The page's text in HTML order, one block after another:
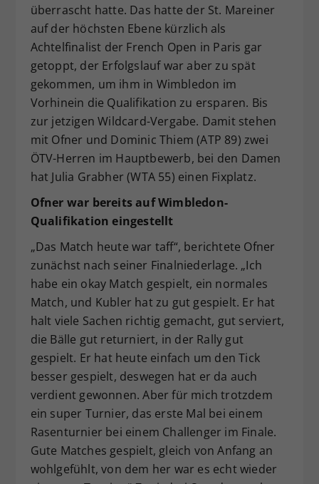
überrascht hatte. Das hatte der St. Mareiner
auf der höchsten Ebene kürzlich als
Achtelfinalist der French Open in Paris gar
getoppt, der Erfolgslauf war aber zu spät
gekommen, um ihm in Wimbledon im
Vorhinein die Qualifikation zu ersparen. Bis
zur jetzigen Wildcard-Vergabe. Damit stehen
mit Ofner und Dominic Thiem (ATP 89) zwei
ÖTV-Herren im Hauptbewerb, bei den Damen
hat Julia Grabher (WTA 55) einen Fixplatz.
Ofner war bereits auf Wimbledon-
Qualifikation eingestellt
„Das Match heute war taff“, berichtete Ofner
zunächst nach seiner Finalniederlage. „Ich
habe ein okay Match gespielt, ein normales
Match, und Kubler hat zu gut gespielt. Er hat
halt viele Sachen richtig gemacht, gut serviert,
die Bälle gut returniert, in der Rally gut
gespielt. Er hat heute einfach um den Tick
besser gespielt, deswegen hat er da auch
verdient gewonnen. Aber für mich trotzdem
ein super Turnier, das erste Mal bei einem
Rasenturnier bei einem Challenger im Finale.
Gute Matches gespielt, gleich von Anfang an
wohlgefühlt, von dem her war es echt wieder